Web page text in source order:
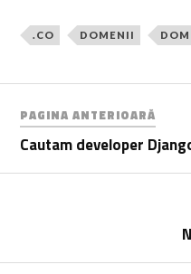
.CO DOMENII
PAGINA ANTERIOARĂ
Cautam developer